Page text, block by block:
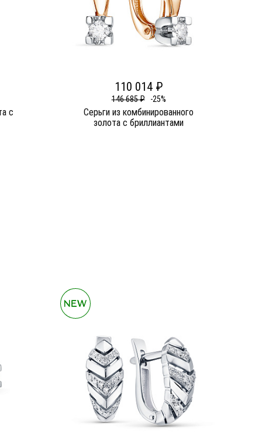
c
110 014 ₽
146 685 ₽ -25%
Серьги из комбинированного
золота c бриллиантами